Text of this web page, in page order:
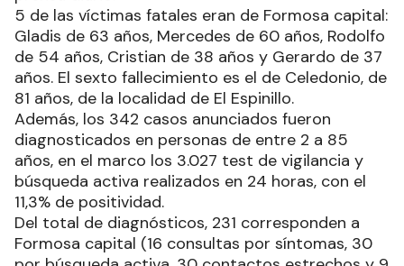
5 de las víctimas fatales eran de Formosa capital:
Gladis de 63 años, Mercedes de 60 años, Rodolfo
de 54 años, Cristian de 38 años y Gerardo de 37
años. El sexto fallecimiento es el de Celedonio, de
81 años, de la localidad de El Espinillo.
Además, los 342 casos anunciados fueron
diagnosticados en personas de entre 2 a 85
años, en el marco los 3.027 test de vigilancia y
búsqueda activa realizados en 24 horas, con el
11,3% de positividad.
Del total de diagnósticos, 231 corresponden a
Formosa capital (16 consultas por síntomas, 30